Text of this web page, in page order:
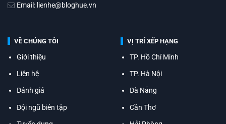
Email: lienhe@bloghue.vn
VỀ CHÚNG TÔI
Giới thiệu
Liên hệ
Đánh giá
Đội ngũ biên tập
VỊ TRÍ XẾP HẠNG
TP. Hồ Chí Minh
TP. Hà Nội
Đà Nẵng
Cần Thơ